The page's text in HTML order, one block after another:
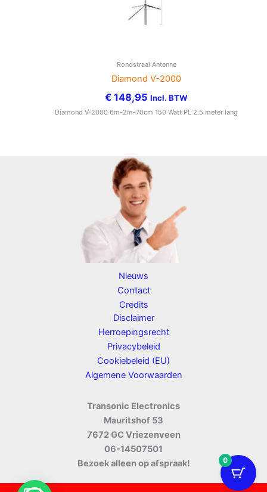
Rondstraal Antenne
Diamond V-2000
€ 148,95 Incl. BTW
Diamond V-2000 6m-2m-70cm 150 Watt PL 2.5 meter lang
Nieuws
Contact
Credits
Disclaimer
Herroepingsrecht
Privacybeleid
Cookiebeleid (EU)
Algemene Voorwaarden
Transonic Electronics
Mauritshof 53
7672 GC Vriezenveen
06-14507501
Bezoek alleen op afspraak!
0